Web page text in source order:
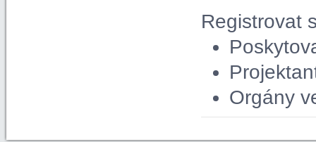
Registrovat
Orgány